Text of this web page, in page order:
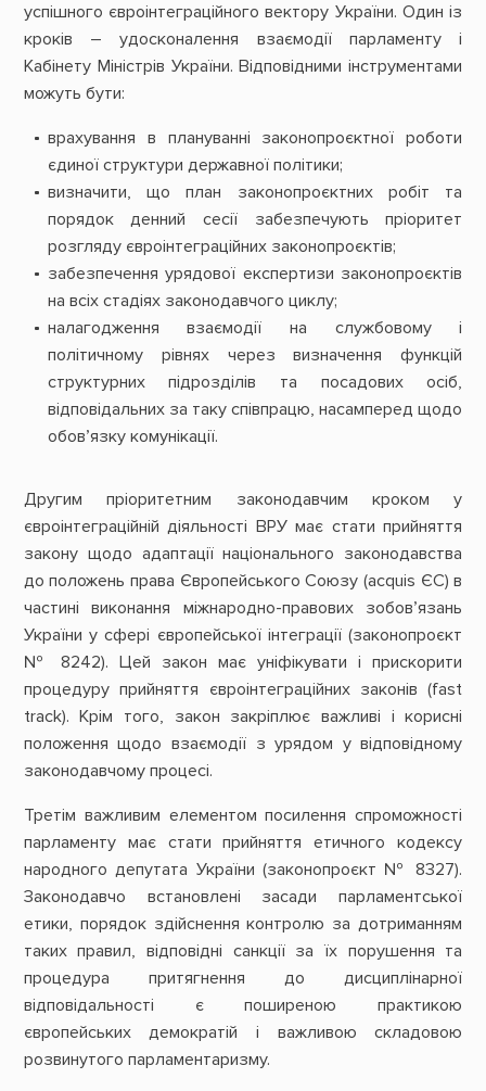
успішного євроінтеграційного вектору України. Один із
кроків – удосконалення взаємодії парламенту і
Кабінету Міністрів України. Відповідними інструментами
можуть бути:
врахування в плануванні законопроєктної роботи
єдиної структури державної політики;
визначити, що план законопроєктних робіт та
порядок денний сесії забезпечують пріоритет
розгляду євроінтеграційних законопроєктів;
забезпечення урядової експертизи законопроєктів
на всіх стадіях законодавчого циклу;
налагодження взаємодії на службовому і
політичному рівнях через визначення функцій
структурних підрозділів та посадових осіб,
відповідальних за таку співпрацю, насамперед щодо
обов’язку комунікації.
Другим пріоритетним законодавчим кроком у
євроінтеграційній діяльності ВРУ має стати прийняття
закону щодо адаптації національного законодавства
до положень права Європейського Союзу (acquis ЄС) в
частині виконання міжнародно-правових зобов’язань
України у сфері європейської інтеграції (законопроєкт
№ 8242). Цей закон має уніфікувати і прискорити
процедуру прийняття євроінтеграційних законів (fast
track). Крім того, закон закріплює важливі і корисні
положення щодо взаємодії з урядом у відповідному
законодавчому процесі.
Третім важливим елементом посилення спроможності
парламенту має стати прийняття етичного кодексу
народного депутата України (законопроєкт № 8327).
Законодавчо встановлені засади парламентської
етики, порядок здійснення контролю за дотриманням
таких правил, відповідні санкції за їх порушення та
процедура притягнення до дисциплінарної
відповідальності є поширеною практикою
європейських демократій і важливою складовою
розвинутого парламентаризму.